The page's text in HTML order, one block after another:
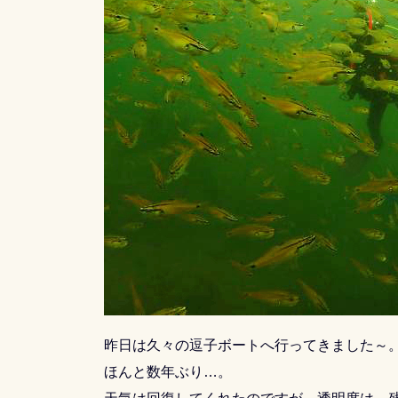
昨日は久々の逗子ボートへ行ってきました～
ほんと数年ぶり…。